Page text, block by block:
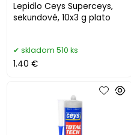
Lepidlo Ceys Superceys,
sekundové, 10x3 g plato
skladom 510 ks
1.40 €